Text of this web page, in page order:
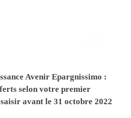
Avenir Epargnissimo :
selon votre premier
avant le 31 octobre 2022